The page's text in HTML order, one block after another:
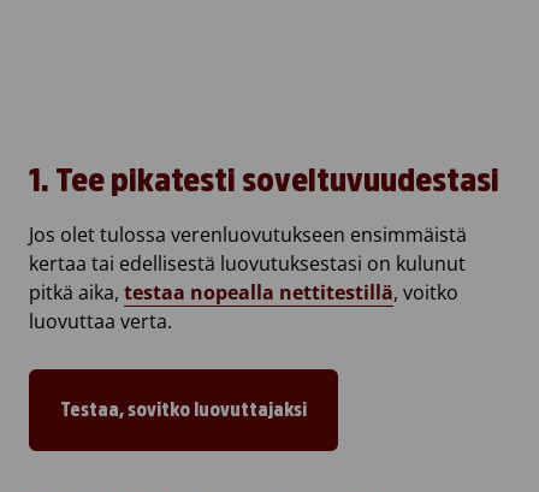
1. Tee pikatesti soveltuvuudestasi
Jos olet tulossa verenluovutukseen ensimmäistä
kertaa tai edellisestä luovutuksestasi on kulunut
pitkä aika, testaa nopealla nettitestillä, voitko
luovuttaa verta.
Testaa, sovitko luovuttajaksi